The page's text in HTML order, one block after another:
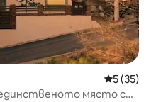
Средна
5 (35)
място с